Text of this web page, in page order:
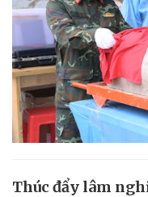
Thúc đẩy lâm